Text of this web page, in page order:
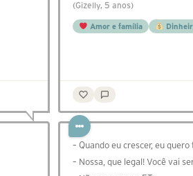
(Gizelly, 5 anos)
Amor e família
– Quando eu crescer, eu
– Nossa, que legal! Você vai